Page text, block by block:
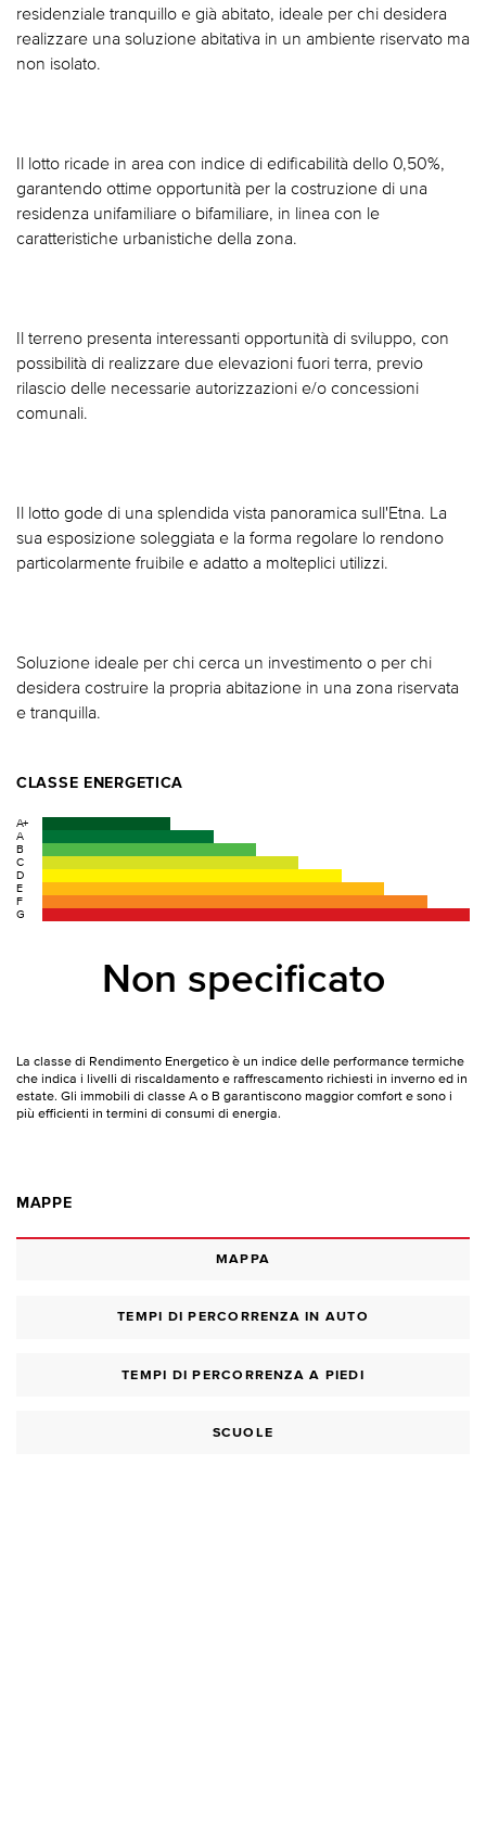
residenziale tranquillo e già abitato, ideale per chi desidera
realizzare una soluzione abitativa in un ambiente riservato ma
non isolato.
Il lotto ricade in area con indice di edificabilità dello 0,50%,
garantendo ottime opportunità per la costruzione di una
residenza unifamiliare o bifamiliare, in linea con le
caratteristiche urbanistiche della zona.
Il terreno presenta interessanti opportunità di sviluppo, con
possibilità di realizzare due elevazioni fuori terra, previo
rilascio delle necessarie autorizzazioni e/o concessioni
comunali.
Il lotto gode di una splendida vista panoramica sull'Etna. La
sua esposizione soleggiata e la forma regolare lo rendono
particolarmente fruibile e adatto a molteplici utilizzi.
Soluzione ideale per chi cerca un investimento o per chi
desidera costruire la propria abitazione in una zona riservata
e tranquilla.
CLASSE ENERGETICA
A+
A
B
C
D
E
F
G
Non specificato
La classe di Rendimento Energetico è un indice delle performance termiche
che indica i livelli di riscaldamento e raffrescamento richiesti in inverno ed in
estate. Gli immobili di classe A o B garantiscono maggior comfort e sono i
più efficienti in termini di consumi di energia.
MAPPE
MAPPA
TEMPI DI PERCORRENZA IN AUTO
TEMPI DI PERCORRENZA A PIEDI
SCUOLE